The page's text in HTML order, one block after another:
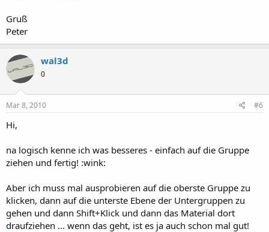
Gruß
Peter
wal3d
0
Mar 8, 2010 #6
Hi,
na logisch kenne ich was besseres - einfach auf die Gruppe
ziehen und fertig! :wink:
Aber ich muss mal ausprobieren auf die oberste Gruppe zu
klicken, dann auf die unterste Ebene der Untergruppen zu
gehen und dann Shift+Klick und dann das Material dort
draufziehen ... wenn das geht, ist es ja auch schon mal gut!